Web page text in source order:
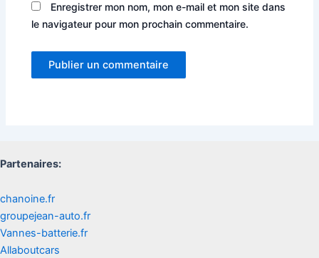
Enregistrer mon nom, mon e-mail et mon site dans
le navigateur pour mon prochain commentaire.
Partenaires:
chanoine.fr
groupejean-auto.fr
Vannes-batterie.fr
Allaboutcars